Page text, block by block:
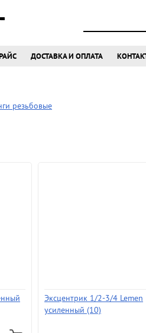
ДОСТАВКА И ОПЛАТА
резьбовые
Эксцентрик 1/2-3/4 Lemen
усиленный (10)